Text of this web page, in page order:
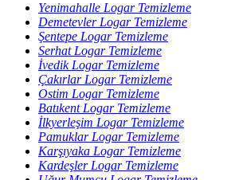
Yenimahalle Logar Temizleme
Demetevler Logar Temizleme
Şentepe Logar Temizleme
Serhat Logar Temizleme
İvedik Logar Temizleme
Çakırlar Logar Temizleme
Ostim Logar Temizleme
Batıkent Logar Temizleme
İlkyerleşim Logar Temizleme
Pamuklar Logar Temizleme
Karşıyaka Logar Temizleme
Kardeşler Logar Temizleme